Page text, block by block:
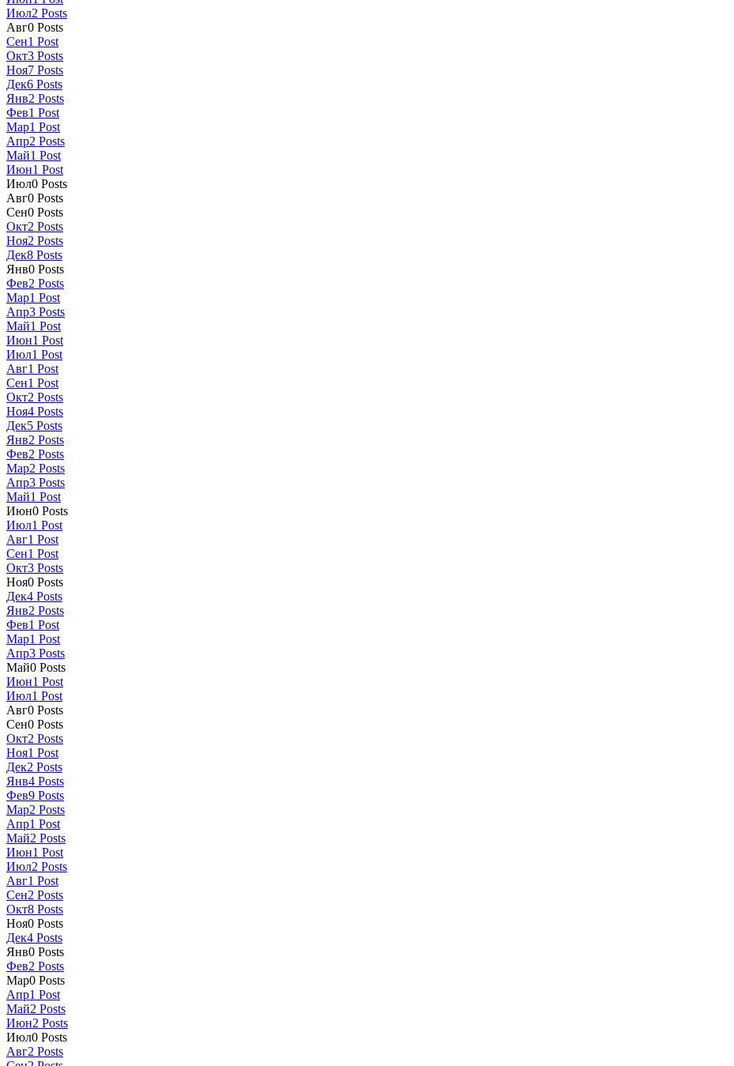
Июл2 Posts
Авг0 Posts
Сен1 Post
Окт3 Posts
Ноя7 Posts
Дек6 Posts
Янв2 Posts
Фев1 Post
Мар1 Post
Апр2 Posts
Май1 Post
Июн1 Post
Июл0 Posts
Авг0 Posts
Сен0 Posts
Окт2 Posts
Ноя2 Posts
Дек8 Posts
Янв0 Posts
Фев2 Posts
Мар1 Post
Апр3 Posts
Май1 Post
Июн1 Post
Июл1 Post
Авг1 Post
Сен1 Post
Окт2 Posts
Ноя4 Posts
Дек5 Posts
Янв2 Posts
Фев2 Posts
Мар2 Posts
Апр3 Posts
Май1 Post
Июн0 Posts
Июл1 Post
Авг1 Post
Сен1 Post
Окт3 Posts
Ноя0 Posts
Дек4 Posts
Янв2 Posts
Фев1 Post
Мар1 Post
Апр3 Posts
Май0 Posts
Июн1 Post
Июл1 Post
Авг0 Posts
Сен0 Posts
Окт2 Posts
Ноя1 Post
Дек2 Posts
Янв4 Posts
Фев9 Posts
Мар2 Posts
Апр1 Post
Май2 Posts
Июн1 Post
Июл2 Posts
Авг1 Post
Сен2 Posts
Окт8 Posts
Ноя0 Posts
Дек4 Posts
Янв0 Posts
Фев2 Posts
Мар0 Posts
Апр1 Post
Май2 Posts
Июн2 Posts
Июл0 Posts
Авг2 Posts